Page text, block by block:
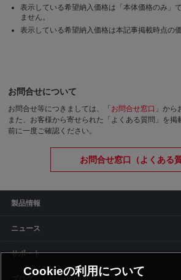
表示している希望納入価格は「本体価格のみ」
ません。
表示している希望納入価格は本記事掲載時点の価
お問合せについて
お問合せ等につきましては、「お問合せ窓口 」から
また、お客様から寄せられた「よくある質問」を
前に一度ご確認ください。
お問合せ窓口（よくある質
製品情報
ニュース
サポート
Cookieの利用について